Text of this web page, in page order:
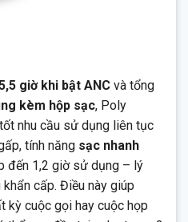
giờ khi bật ANC và tổng
kèm hộp sạc, Poly
nhu cầu sử dụng liên tục
tính năng sạc nhanh
đến 1,2 giờ sử dụng – lý
cấp. Điều này giúp
kỳ cuộc gọi hay cuộc họp